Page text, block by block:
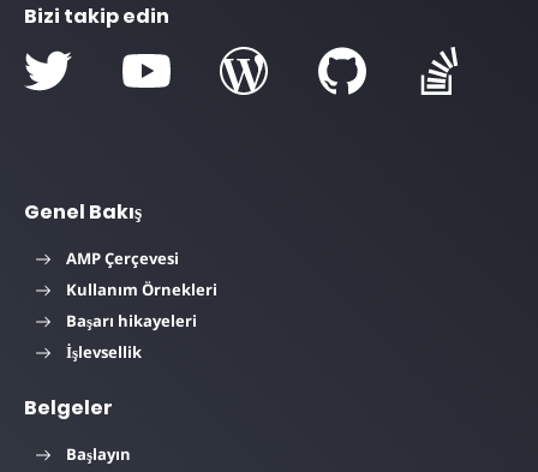
Bizi takip edin
Genel Bakış
AMP Çerçevesi
Kullanım Örnekleri
Başarı hikayeleri
İşlevsellik
Belgeler
Başlayın